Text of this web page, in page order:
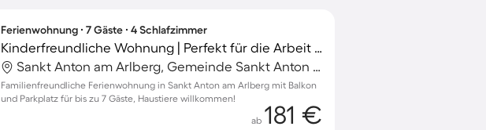
Ferienwohnung ∙ 7 Gäste ∙ 4 Schlafzimmer
Kinderfreundliche Wohnung | Perfekt für die Arbeit von Zuhause | Hunde erlaubt
Sankt Anton am Arlberg, Gemeinde Sankt Anton am Arlberg, Österreich
Familienfreundliche Ferienwohnung in Sankt Anton am Arlberg mit Balkon
und Parkplatz für bis zu 7 Gäste, Haustiere willkommen!
ab 181 €